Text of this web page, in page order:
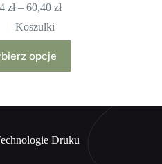
zł – 60,40 złZakres
50,14 zł
60,40 zł
Koszulki
opcje
produkt
ma
Opcje
na
Druku